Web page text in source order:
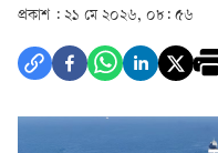
প্রকাশ : ২১ মে ২০২৬, ০৮: ৫৬